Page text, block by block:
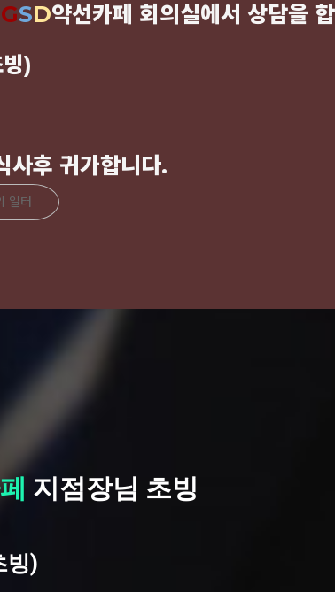
GSD약선카페 회의실에서 상담을
)
사후 귀가합니다.
일터
지점장님 초빙
빙)